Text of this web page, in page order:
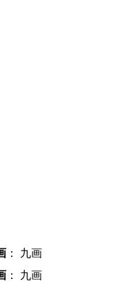
： 九画
： 九画